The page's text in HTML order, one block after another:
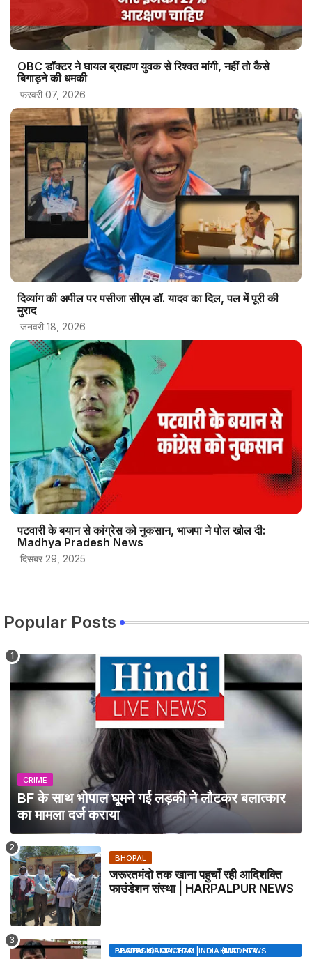
OBC डॉक्टर ने घायल ब्राह्मण युवक से रिश्वत मांगी, नहीं तो कैसे
बिगाड़ने की धमकी
फ़रवरी 07, 2026
दिव्यांग की अपील पर पसीजा सीएम डॉ. यादव का दिल, पल में पूरी की
मुराद
जनवरी 18, 2026
पटवारी के बयान से कांग्रेस को नुकसान, भाजपा ने पोल खोल दी:
Madhya Pradesh News
दिसंबर 29, 2025
Popular Posts
CRIME
BF के साथ भोपाल घूमने गई लड़की ने लौटकर बलात्कार
का मामला दर्ज कराया
BHOPAL
जरूरतमंदो तक खाना पहुचाँ रही आदिशक्ति
फाउंडेशन संस्था | HARPALPUR NEWS
BHOPAL SAMACHAR | NO 1 HINDI NEWS PORTAL OF CENTRAL INDIA (MADHYA PRADESH)